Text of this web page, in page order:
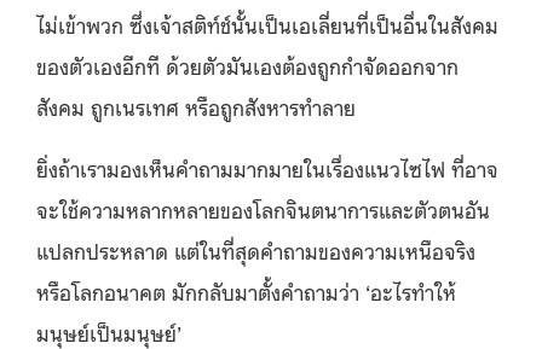
ไม่เข้าพวก ซึ่งเจ้าสติท์ช์นั้นเป็นเอเลี่ยนที่เป็นอื่นในสังคม
ของตัวเองอีกที ด้วยตัวมันเองต้องถูกกำจัดออกจาก
สังคม ถูกเนรเทศ หรือถูกสังหารทำลาย
ยิ่งถ้าเรามองเห็นคำถามมากมายในเรื่องแนวไซไฟ ที่อาจ
จะใช้ความหลากหลายของโลกจินตนาการและตัวตนอัน
แปลกประหลาด แต่ในที่สุดคำถามของความเหนือจริง
หรือโลกอนาคต มักกลับมาตั้งคำถามว่า ‘อะไรทำให้
มนุษย์เป็นมนุษย์’